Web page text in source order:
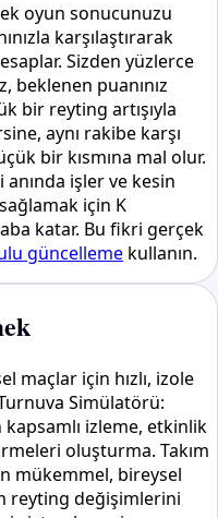
oyun sonucunuzu
karşılaştırarak
Sizden yüzlerce
beklenen puanınız
bir reyting artışıyla
aynı rakibe karşı
bir kısmına mal olur.
anında işler ve kesin
için K
katar. Bu fikri gerçek
güncelleme kullanın.
maçlar için hızlı, izole
Simülatörü:
izleme, etkinlik
oluşturma. Takım
mükemmel, bireysel
reyting değişimlerini